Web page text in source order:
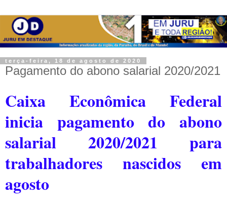
terça-feira, 18 de agosto de 2020
Pagamento do abono salarial 2020/2021
Caixa Econômica Federal
inicia pagamento do abono
salarial 2020/2021 para
trabalhadores nascidos em
agosto